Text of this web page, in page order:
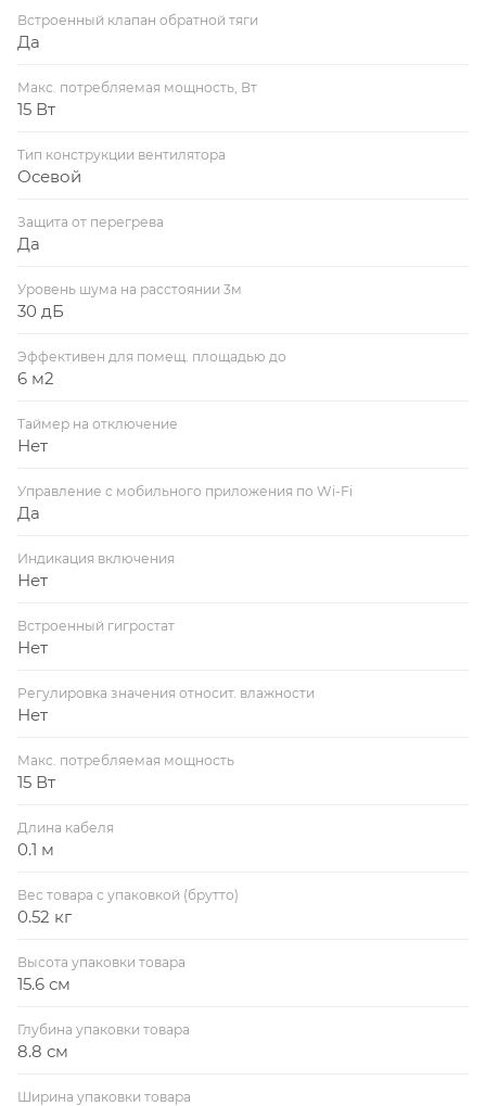
Встроенный клапан обратной тяги
Да
Макс. потребляемая мощность, Вт
15 Вт
Тип конструкции вентилятора
Осевой
Защита от перегрева
Да
Уровень шума на расстоянии 3м
30 дБ
Эффективен для помещ. площадью до
6 м2
Таймер на отключение
Нет
Управление c мобильного приложения по Wi-Fi
Да
Индикация включения
Нет
Встроенный гигростат
Нет
Регулировка значения относит. влажности
Нет
Макс. потребляемая мощность
15 Вт
Длина кабеля
0.1 м
Вес товара с упаковкой (брутто)
0.52 кг
Высота упаковки товара
15.6 см
Глубина упаковки товара
8.8 см
Ширина упаковки товара